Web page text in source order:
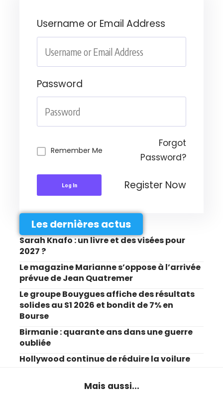
Username or Email Address
Password
Remember Me
Forgot
Password?
Log In Register Now
Les dernières actus
Sarah Knafo : un livre et des visées pour
2027 ?
Le magazine Marianne s’oppose à l’arrivée
prévue de Jean Quatremer
Le groupe Bouygues affiche des résultats
solides au S1 2026 et bondit de 7% en
Bourse
Birmanie : quarante ans dans une guerre
oubliée
Hollywood continue de réduire la voilure
Mais aussi...